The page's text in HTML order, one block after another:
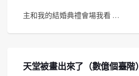
主和我的結婚典禮會場我看 …
天堂被畫出來了（數億個臺階）